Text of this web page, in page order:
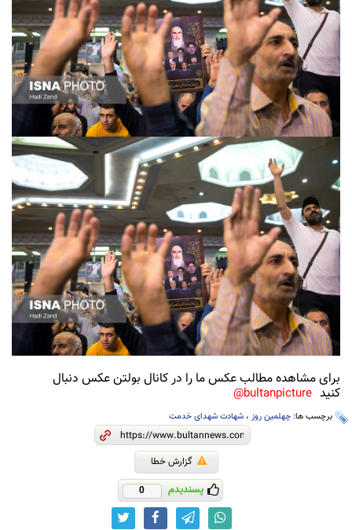
برای مشاهده مطالب عکس ما را در کانال بولتن عکس دنبال
کنید bultanpicture@
برچسب ها: چهلمین روز ، شهادت شهدای خدمت
گزارش خطا
پسندیدم 0